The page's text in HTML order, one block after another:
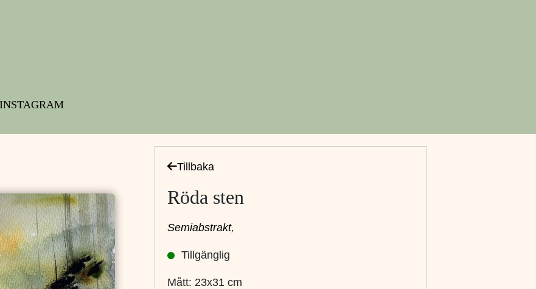
INSTAGRAM
Tillbaka
Röda sten
Semiabstrakt,
Tillgänglig
Mått: 23x31 cm